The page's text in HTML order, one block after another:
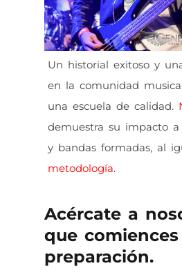
Un historial exitoso y
en la comunidad
una escuela de calidad.
demuestra su impacto
y bandas formadas, al
metodología.
Acércate a
que
preparación.